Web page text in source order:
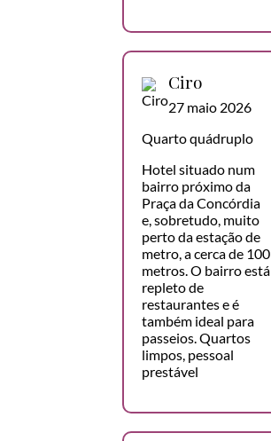
Ciro
27 maio 2026
Quarto quádruplo
Hotel situado num
bairro próximo da
Praça da Concórdia
e, sobretudo, muito
perto da estação de
metro, a cerca de 100
metros. O bairro está
repleto de
restaurantes e é
também ideal para
passeios. Quartos
limpos, pessoal
prestável